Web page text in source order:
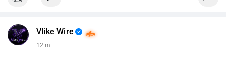
Vlike Wire
12 m